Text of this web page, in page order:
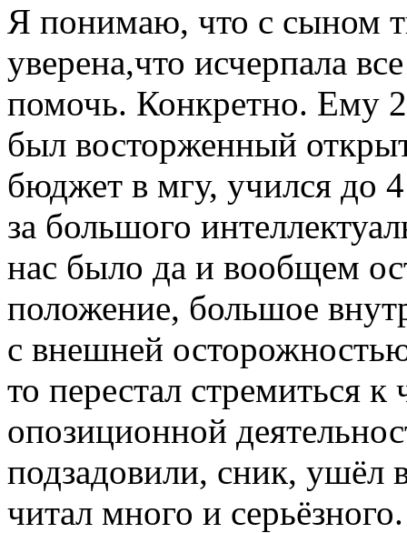
Я понимаю, что с сыном
уверена,что исчерпала
помочь. Конкретно. Ему
был восторженный
бюджет в мгу, учился до
за большого
нас было да и вообщем
положение, большое
с внешней
то перестал стремиться
опозиционной
подзадовили, сник, ушёл
читал много и серьёзного.